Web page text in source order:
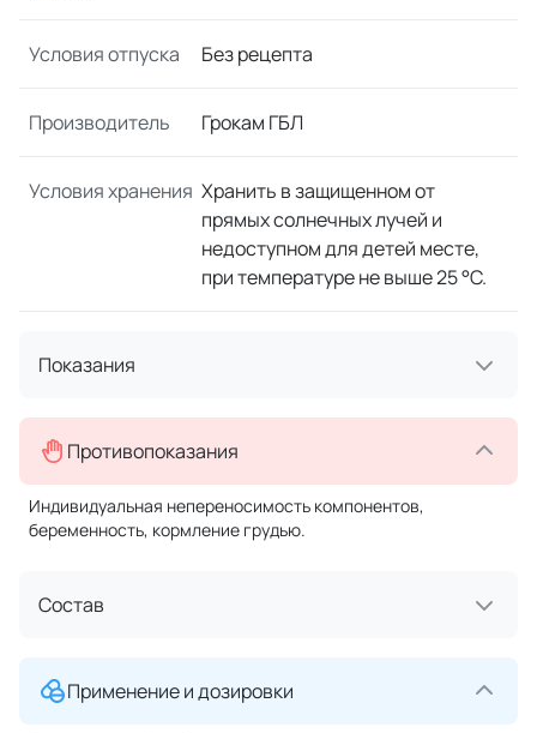
Условия отпуска Без рецепта
Производитель Грокам ГБЛ
Условия хранения Хранить в защищенном от
прямых солнечных лучей и
недоступном для детей месте,
при температуре не выше 25 °C.
Показания
Противопоказания
Индивидуальная непереносимость компонентов,
беременность, кормление грудью.
Состав
Применение и дозировки